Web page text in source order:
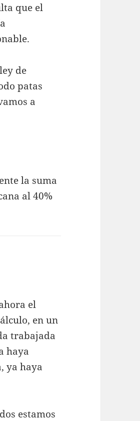
que el
de
patas
a
la suma
al 40%
el
en un
trabajada
haya
ya haya
estamos